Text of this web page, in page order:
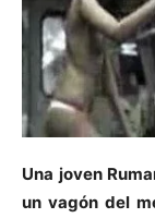
Una joven
un vagón del